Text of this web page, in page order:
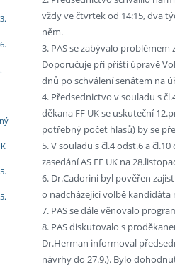
Fakultní školy FF UK
vždy ve čtvrtek od 14:15, dva
něm.
3. PAS se zabývalo
Doporučuje při příští úpravě
dnů po schválení senátem na
4. Předsednictvo v souladu s
děkana FF UK se uskuteční
potřebný počet hlasů) by se
5. V souladu s čl.4 odst.6 a
zasedání AS FF UK na
6. Dr.Cadorini byl pověřen
o nadcházející volbě kandidáta
7. PAS se dále věnovalo
8. PAS diskutovalo s
Dr.Herman informoval
návrhy do 27.9.). Bylo